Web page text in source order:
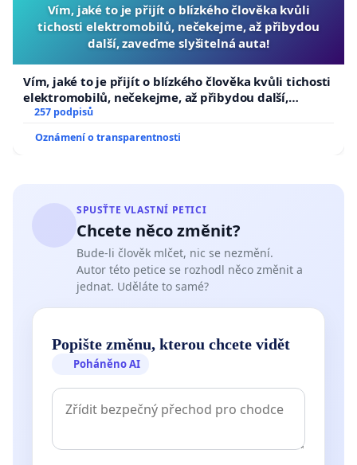
Vím, jaké to je přijít o blízkého člověka kvůli
tichosti elektromobilů, nečekejme, až přibydou
další, zaveďme slyšitelná auta!
Vím, jaké to je přijít o blízkého člověka kvůli tichosti
elektromobilů, nečekejme, až přibydou další,
zaveďme slyšitelná auta!
257 podpisů
Oznámení o transparentnosti
SPUSŤTE VLASTNÍ PETICI
Chcete něco změnit?
Bude-li člověk mlčet, nic se nezmění.
Autor této petice se rozhodl něco změnit a
jednat. Uděláte to samé?
Popište změnu, kterou chcete vidět
Poháněno AI